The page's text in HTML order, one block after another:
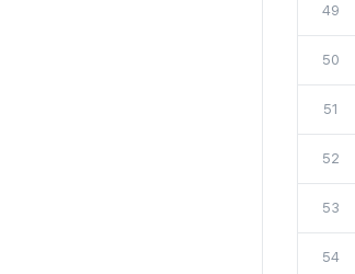
49
50
51
52
53
54